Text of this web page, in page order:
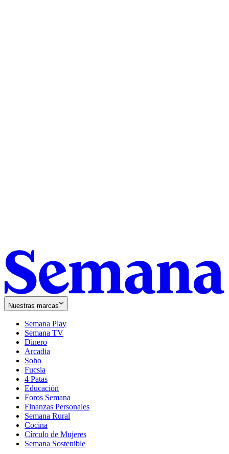
Nuestras marcas
Semana Play
Semana TV
Dinero
Arcadia
Soho
in
new
window
Fucsia
in
new
window
4 Patas
Educación
Foros Semana
Finanzas Personales
Semana Rural
Cocina
Círculo de Mujeres
Semana Sostenible